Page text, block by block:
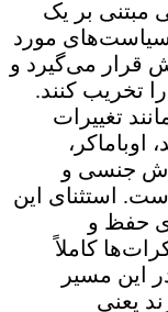
مبتنی بر یک
مورد
قرار می‌گیرد و
تخریب کنند.
تغییرات
جنسی و
استثنای این
حفظ و
کاملاً
این مسیر
یعنی